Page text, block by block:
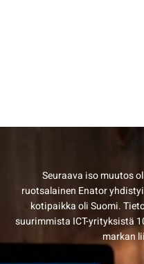
Seuraava iso muutos
ruotsalainen Enator
kotipaikka oli Suomi.
suurimmista ICT-yrityksistä
markan